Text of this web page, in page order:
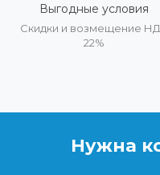
Выгодные условия
Скидки и возмещение
22%
Нужна